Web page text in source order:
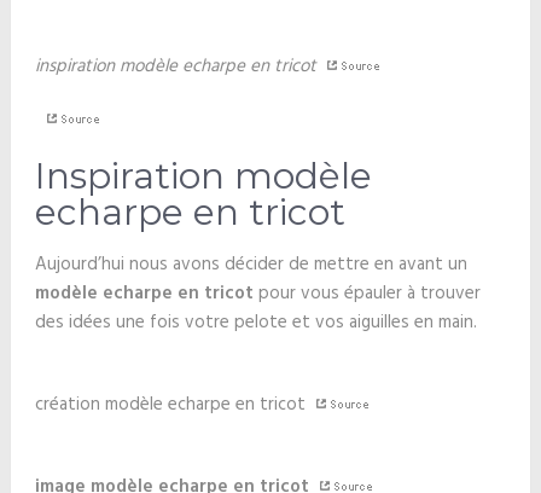
inspiration modèle echarpe en tricot
Inspiration modèle
echarpe en tricot
Aujourd’hui nous avons décider de mettre en avant un
modèle echarpe en tricot pour vous épauler à trouver
des idées une fois votre pelote et vos aiguilles en main.
création modèle echarpe en tricot
image modèle echarpe en tricot